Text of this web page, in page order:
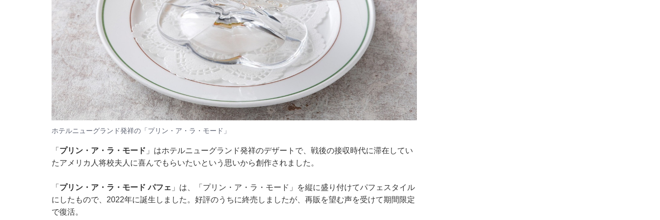
ホテルニューグランド発祥の「プリン・ア・ラ・モード」
「 プリン・ア・ラ・モード 」はホテルニューグランド発祥のデザートで、戦後の接収時代に滞在してい
たアメリカ人将校夫人に喜んでもらいたいという思いから創作されました。
「 プリン・ア・ラ・モード パフェ 」は、「プリン・ア・ラ・モード」を縦に盛り付けてパフェスタイル
にしたもので、2022年に誕生しました。好評のうちに終売しましたが、再販を望む声を受けて期間限定
で復活。